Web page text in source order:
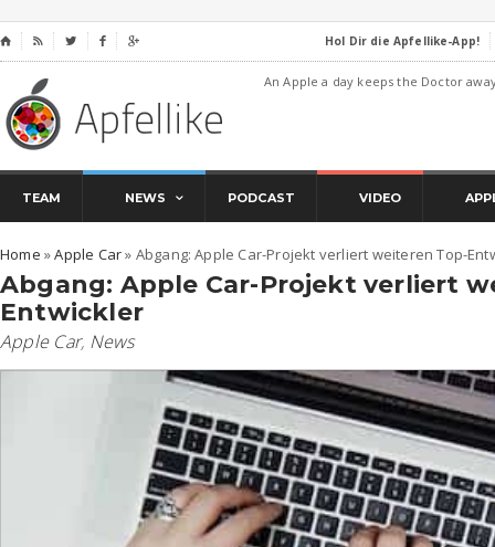
⌂     Hol Dir die Apfellike-App!
An Apple a day keeps the Doctor
TEAM NEWS PODCAST VIDEO
Home »Apple Car» Abgang: Apple Car-Projekt verliert weiteren Top-
Abgang: Apple Car-Projekt verliert
Entwickler
Apple Car, News